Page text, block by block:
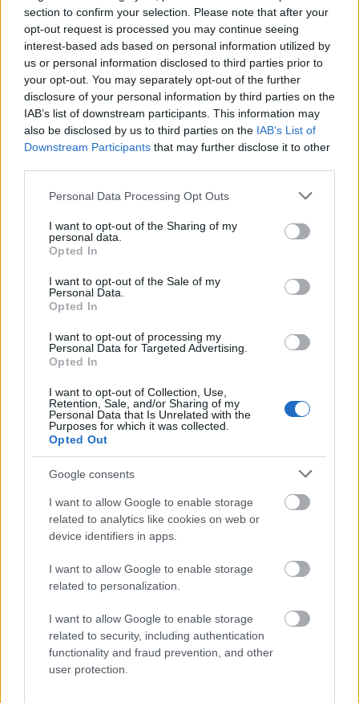
section to confirm your selection. Please note that after your
opt-out request is processed you may continue seeing
interest-based ads based on personal information utilized by
us or personal information disclosed to third parties prior to
your opt-out. You may separately opt-out of the further
disclosure of your personal information by third parties on the
IAB’s list of downstream participants. This information may
also be disclosed by us to third parties on the IAB’s List of
Downstream Participants that may further disclose it to other
Please note that this website/app uses one or more Google
not limited to your visit or usage behaviour. You may click to
grant or deny consent to Google and its third-party tags to
use your data for below specified purposes in below Google
consent section.
Personal Data Processing Opt Outs
I want to opt-out of the Sharing of my
personal data.
Opted In
I want to opt-out of the Sale of my
Personal Data.
Opted In
I want to opt-out of processing my
Personal Data for Targeted Advertising.
Opted In
I want to opt-out of Collection, Use,
Retention, Sale, and/or Sharing of my
Personal Data that Is Unrelated with the
Purposes for which it was collected.
Opted Out
Google consents
I want to allow Google to enable storage
related to analytics like cookies on web or
device identifiers in apps.
I want to allow Google to enable storage
related to personalization.
I want to allow Google to enable storage
related to security, including authentication
functionality and fraud prevention, and other
user protection.
Pozostały wątpliwości? Brakuje czegoś w haśle?
Zobacz, co zyskują abonenci Dobrego słownika.
SPRAWDŹ
Uwaga na błędne użycie takiż
Prawo do używania języka prawnego
Ciekawostki
— Jak to się można pomylić
— Muchi leciem
Mogą Cię zainteresować również hasła
centyl
leprechaun
rzep